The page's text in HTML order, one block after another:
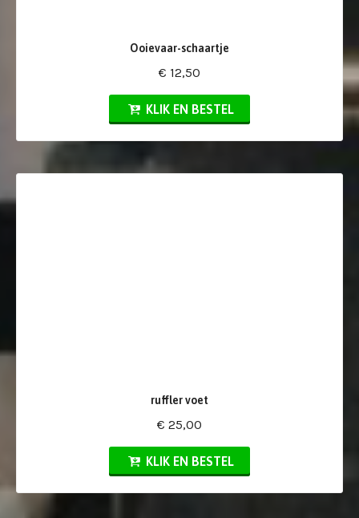
Ooievaar-schaartje
€ 12,50
KLIK EN BESTEL
ruffler voet
€ 25,00
KLIK EN BESTEL